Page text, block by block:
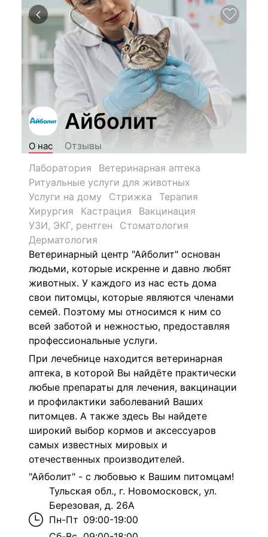
Айболит
О нас
Отзывы
Лаборатория
Ветеринарная аптека
Ритуальные услуги для животных
Услуги на дому
Стрижка
Терапия
Хирургия
Кастрация
Вакцинация
УЗИ, ЭКГ, рентген
Стоматология
Дерматология
Ветеринарный центр "Айболит" основан
людьми, которые искренне и давно любят
животных. У каждого из нас есть дома
свои питомцы, которые являются членами
семей. Поэтому мы относимся к ним со
всей заботой и нежностью, предоставляя
профессиональные услуги.
При лечебнице находится ветеринарная
аптека, в которой Вы найдёте практически
любые препараты для лечения, вакцинации
и профилактики заболеваний Ваших
питомцев. А также здесь Вы найдете
широкий выбор кормов и аксессуаров
самых известных мировых и
отечественных производителей.
"Айболит" - с любовью к Вашим питомцам!
Тульская обл., г. Новомосковск, ул.
Березовая, д. 26А
Пн-Пт 09:00-19:00